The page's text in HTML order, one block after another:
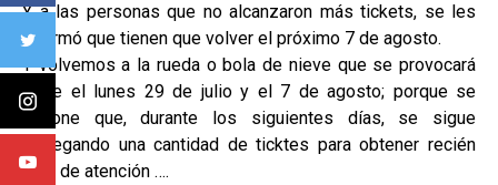
Y a las personas que no alcanzaron más tickets, se les
informó que tienen que volver el próximo 7 de agosto.
Y volvemos a la rueda o bola de nieve que se provocará
entre el lunes 29 de julio y el 7 de agosto; porque se
supone que, durante los siguientes días, se sigue
entregando una cantidad de ticktes para obtener recién
hora de atención ….